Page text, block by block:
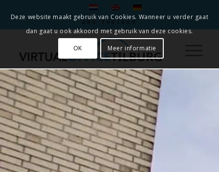
085-0601608
Deze website maakt gebruik van Cookies. Wanneer u verder gaat
dan gaat u ook akkoord met gebruik van deze cookies.
OK Meer informatie